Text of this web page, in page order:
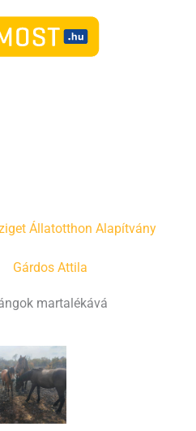
Állatotthon Alapítvány
Gárdos Attila
martalékává